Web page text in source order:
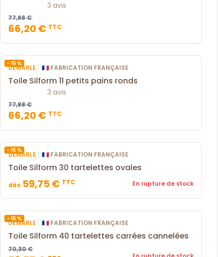
3 avis
77,88 €
66,20 € TTC
- 15 %
DEMARLE | 🇫🇷 FABRICATION FRANÇAISE
Toile Silform 11 petits pains ronds
3 avis
77,88 €
66,20 € TTC
- 15 %
DEMARLE | 🇫🇷 FABRICATION FRANÇAISE
Toile Silform 30 tartelettes ovales
dès 59,75 € TTC En rupture de stock
- 15 %
DEMARLE | 🇫🇷 FABRICATION FRANÇAISE
Toile Silform 40 tartelettes carrées cannelées
70,30 €